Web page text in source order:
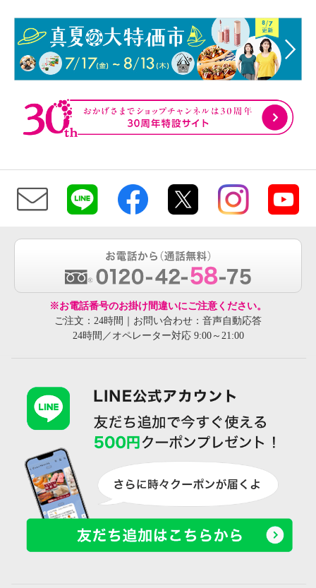
※お電話番号のお掛け間違いにご注意ください。
ご注文：24時間｜お問い合わせ：音声自動応答
24時間／オペレーター対応 9:00～21:00